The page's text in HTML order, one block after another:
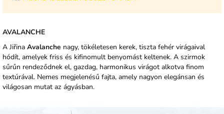
AVALANCHE
A Jiřina Avalanche nagy, tökéletesen kerek, tiszta fehér virágaival
hódít, amelyek friss és kifinomult benyomást keltenek. A szirmok
sűrűn rendeződnek el, gazdag, harmonikus virágot alkotva finom
textúrával. Nemes megjelenésű fajta, amely nagyon elegánsan és
világosan mutat az ágyásban.